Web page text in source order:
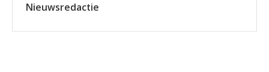
Nieuwsredactie